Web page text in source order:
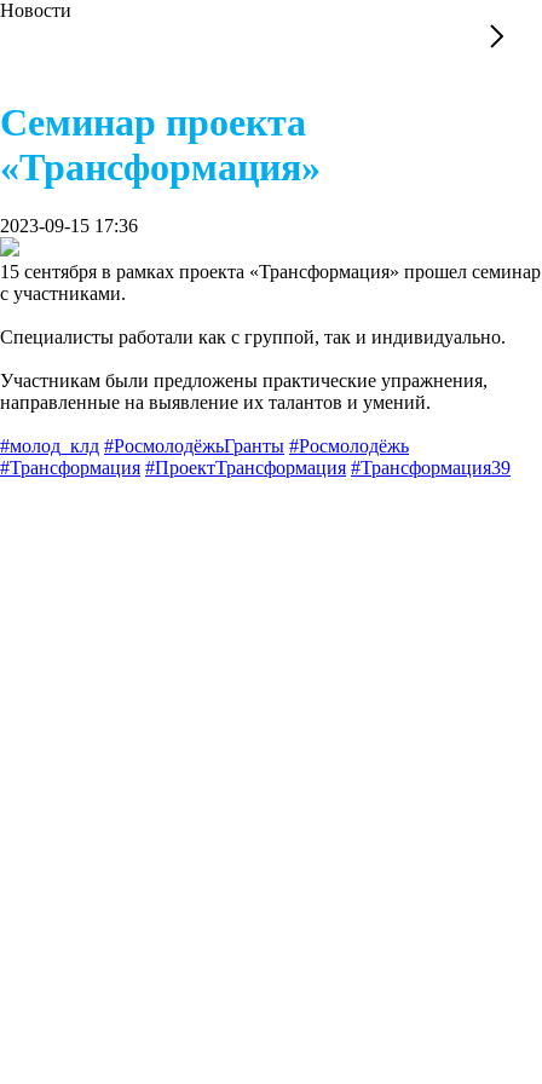
Новости
Семинар проекта
«Трансформация»
2023-09-15 17:36
15 сентября в рамках проекта «Трансформация» прошел семинар
с участниками.
Специалисты работали как с группой, так и индивидуально.
Участникам были предложены практические упражнения,
направленные на выявление их талантов и умений.
#молод_клд #РосмолодёжьГранты #Росмолодёжь
#Трансформация #ПроектТрансформация #Трансформация39